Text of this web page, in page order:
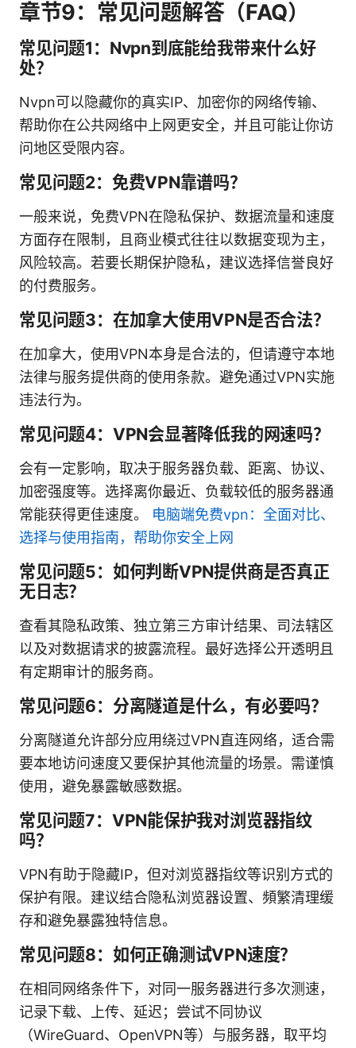
章节9：常见问题解答（FAQ）
常见问题1：Nvpn到底能给我带来什么好
处？
Nvpn可以隐藏你的真实IP、加密你的网络传输、
帮助你在公共网络中上网更安全，并且可能让你访
问地区受限内容。
常见问题2：免费VPN靠谱吗？
一般来说，免费VPN在隐私保护、数据流量和速度
方面存在限制，且商业模式往往以数据变现为主，
风险较高。若要长期保护隐私，建议选择信誉良好
的付费服务。
常见问题3：在加拿大使用VPN是否合法？
在加拿大，使用VPN本身是合法的，但请遵守本地
法律与服务提供商的使用条款。避免通过VPN实施
违法行为。
常见问题4：VPN会显著降低我的网速吗？
会有一定影响，取决于服务器负载、距离、协议、
加密强度等。选择离你最近、负载较低的服务器通
常能获得更佳速度。 电脑端免费vpn：全面对比、
选择与使用指南，帮助你安全上网
常见问题5：如何判断VPN提供商是否真正
无日志？
查看其隐私政策、独立第三方审计结果、司法辖区
以及对数据请求的披露流程。最好选择公开透明且
有定期审计的服务商。
常见问题6：分离隧道是什么，有必要吗？
分离隧道允许部分应用绕过VPN直连网络，适合需
要本地访问速度又要保护其他流量的场景。需谨慎
使用，避免暴露敏感数据。
常见问题7：VPN能保护我对浏览器指纹
吗？
VPN有助于隐藏IP，但对浏览器指纹等识别方式的
保护有限。建议结合隐私浏览器设置、頻繁清理缓
存和避免暴露独特信息。
常见问题8：如何正确测试VPN速度？
在相同网络条件下，对同一服务器进行多次测速，
记录下载、上传、延迟；尝试不同协议
（WireGuard、OpenVPN等）与服务器，取平均